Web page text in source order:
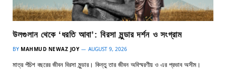
উলগুলান থেকে ‘ধরতি আবা’: বিরসা মুন্ডার দর্শন ও সংগ্রাম
BY MAHMUD NEWAZ JOY AUGUST 9, 2026
মাত্র পঁচিশ বছরের জীবন বিরসা মুন্ডার। কিন্তু তার জীবন অবিস্মরণীয় ও এর প্রভাব অসীম।